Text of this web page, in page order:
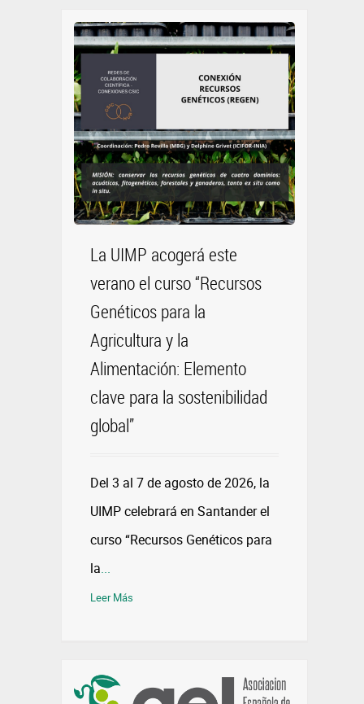
La UIMP acogerá este
verano el curso “Recursos
Genéticos para la
Agricultura y la
Alimentación: Elemento
clave para la sostenibilidad
global”
Del 3 al 7 de agosto de 2026, la
UIMP celebrará en Santander el
curso “Recursos Genéticos para
la...
Leer Más